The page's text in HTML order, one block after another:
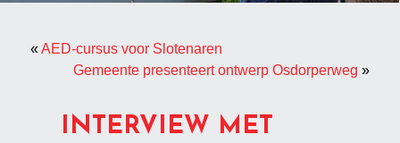
«AED-cursus voor Slotenaren
Gemeente presenteert ontwerp Osdorperweg »
INTERVIEW MET